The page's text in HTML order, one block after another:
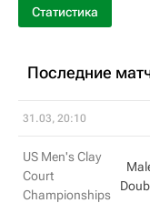
Статистика
Последние
31.03, 20:10
US Men's Clay
Court
Championships